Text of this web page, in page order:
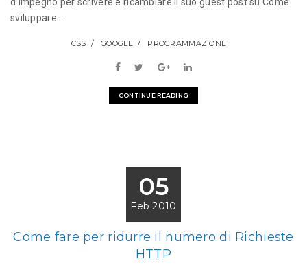
d'impegno per scrivere e ricambiare il suo guest post su Come
sviluppare...
CSS GOOGLE PROGRAMMAZIONE
CONTINUE READING
05
Feb 2010
Come fare per ridurre il numero di Richieste
HTTP